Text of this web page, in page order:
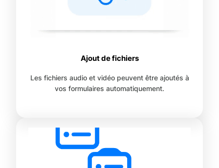
Ajout de fichiers
Les fichiers audio et vidéo peuvent être ajoutés à
vos formulaires automatiquement.